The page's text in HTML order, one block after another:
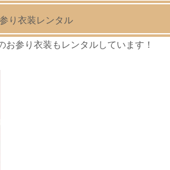
り衣装レンタル
参り衣装もレンタルしています！